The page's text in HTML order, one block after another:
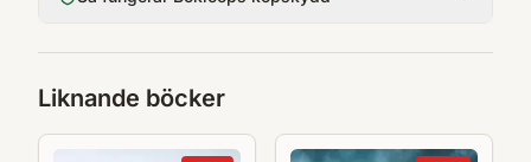
Liknande böcker